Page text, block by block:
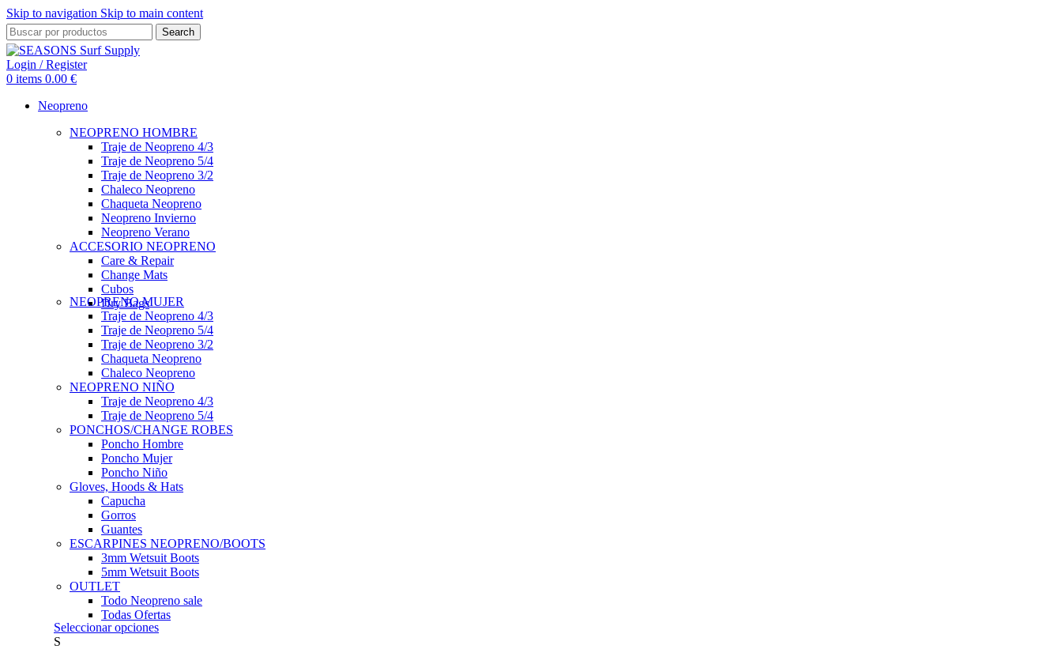
Skip to navigation Skip to main content
Search
Login / Register
0 items 0.00 €
Neopreno
NEOPRENO HOMBRE
Traje de Neopreno 4/3
Traje de Neopreno 5/4
Traje de Neopreno 3/2
Chaleco Neopreno
Chaqueta Neopreno
Neopreno Invierno
Neopreno Verano
ACCESORIO NEOPRENO
Care & Repair
Change Mats
Cubos
Dry Bags
NEOPRENO MUJER
Traje de Neopreno 4/3
Traje de Neopreno 5/4
Traje de Neopreno 3/2
Chaqueta Neopreno
Chaleco Neopreno
NEOPRENO NIÑO
Traje de Neopreno 4/3
Traje de Neopreno 5/4
PONCHOS/CHANGE ROBES
Poncho Hombre
Poncho Mujer
Poncho Niño
Gloves, Hoods & Hats
Capucha
Gorros
Guantes
ESCARPINES NEOPRENO/BOOTS
3mm Wetsuit Boots
5mm Wetsuit Boots
OUTLET
Todo Neopreno sale
Todas Ofertas
Seleccionar opcionesEste
S